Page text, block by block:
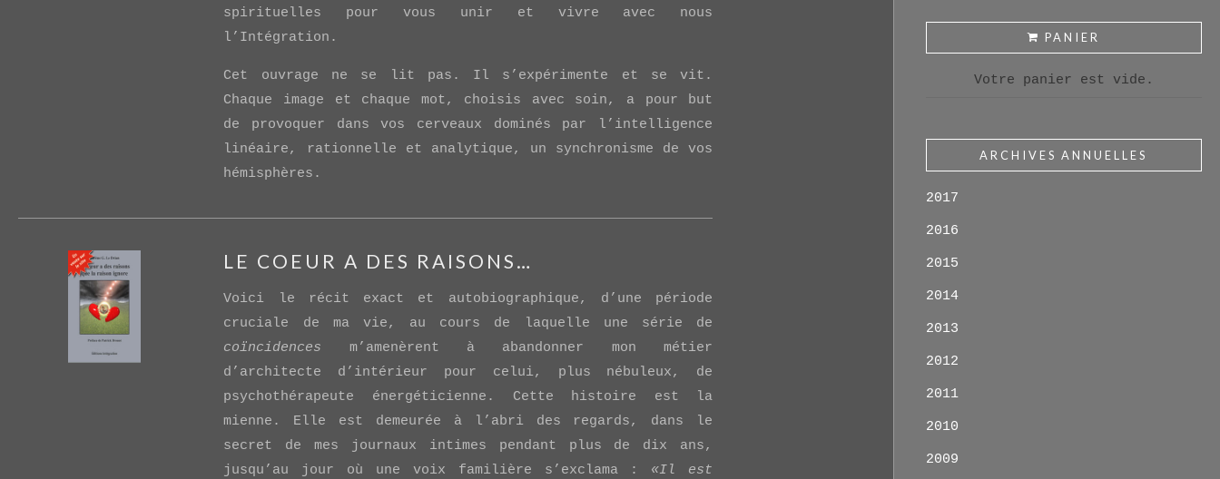
spirituelles pour vous unir et vivre avec nous
l’Intégration.
Cet ouvrage ne se lit pas. Il s’expérimente et se vit.
Chaque image et chaque mot, choisis avec soin, a pour but
de provoquer dans vos cerveaux dominés par l’intelligence
linéaire, rationnelle et analytique, un synchronisme de vos
hémisphères.
LE COEUR A DES RAISONS…
Voici le récit exact et autobiographique, d’une période
cruciale de ma vie, au cours de laquelle une série de
coïncidences m’amenèrent à abandonner mon métier
d’architecte d’intérieur pour celui, plus nébuleux, de
psychothérapeute énergéticienne. Cette histoire est la
mienne. Elle est demeurée à l’abri des regards, dans le
secret de mes journaux intimes pendant plus de dix ans,
jusqu’au jour où une voix familière s’exclama : «Il est
PANIER
Votre panier est vide.
ARCHIVES ANNUELLES
2017
2016
2015
2014
2013
2012
2011
2010
2009